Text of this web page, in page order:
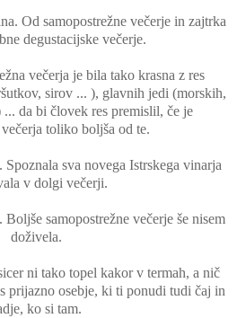
Od samopostrežne večerje in zajtrka
degustacijske večerje.
večerja je bila tako krasna z res
sirov ... ), glavnih jedi (morskih,
da bi človek res premislil, če je
toliko boljša od te.
sva novega Istrskega vinarja
v dolgi večerji.
samopostrežne večerje še nisem
doživela.
ni tako topel kakor v termah, a nič
prijazno osebje, ki ti ponudi tudi čaj in
ko si tam.